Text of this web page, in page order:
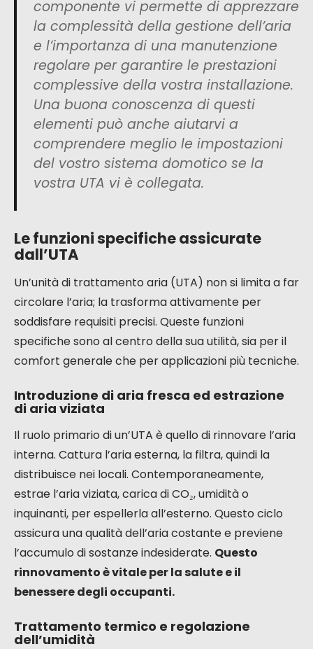
componente vi permette di apprezzare
la complessità della gestione dell’aria
e l’importanza di una manutenzione
regolare per garantire le prestazioni
complessive della vostra installazione.
Una buona conoscenza di questi
elementi può anche aiutarvi a
comprendere meglio le impostazioni
del vostro sistema domotico se la
vostra UTA vi è collegata.
Le funzioni specifiche assicurate
dall’UTA
Un’unità di trattamento aria (UTA) non si limita a far
circolare l’aria; la trasforma attivamente per
soddisfare requisiti precisi. Queste funzioni
specifiche sono al centro della sua utilità, sia per il
comfort generale che per applicazioni più tecniche.
Introduzione di aria fresca ed estrazione
di aria viziata
Il ruolo primario di un’UTA è quello di rinnovare l’aria
interna. Cattura l’aria esterna, la filtra, quindi la
distribuisce nei locali. Contemporaneamente,
estrae l’aria viziata, carica di CO₂, umidità o
inquinanti, per espellerla all’esterno. Questo ciclo
assicura una qualità dell’aria costante e previene
l’accumulo di sostanze indesiderate. Questo
rinnovamento è vitale per la salute e il
benessere degli occupanti.
Trattamento termico e regolazione
dell’umidità